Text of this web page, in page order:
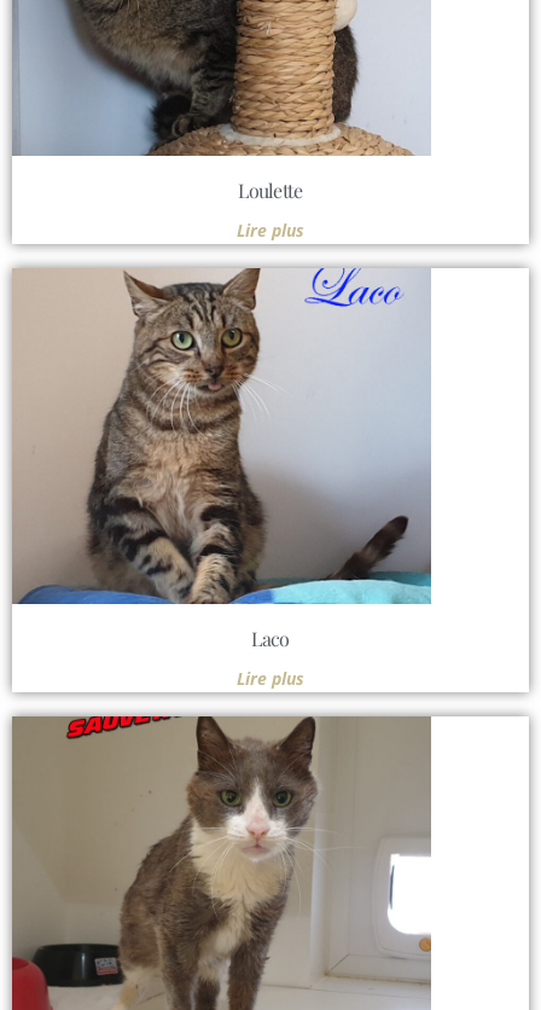
Loulette
Lire plus
Laco
Lire plus